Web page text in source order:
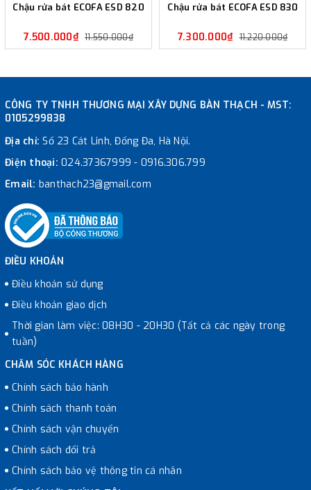
Chậu rửa bát ECOFA ESD 820
7.500.000₫ 11.550.000₫
Chậu rửa bát ECOFA ESD 830
7.300.000₫ 11.220.000₫
CÔNG TY TNHH THƯƠNG MẠI XÂY DỰNG BÀN THẠCH - MST:
0105299838
Địa chỉ:Số 23 Cát Linh, Đống Đa, Hà Nội.
Điện thoại: 024.37367999 - 0916.306.799
Email: banthach23@gmail.com
ĐIỀU KHOẢN
Điều khoản sử dụng
Điều khoản giao dịch
Thời gian làm việc: 08H30 - 20H30 (Tất cả các ngày trong
tuần)
CHĂM SÓC KHÁCH HÀNG
Chính sách bảo hành
Chính sách thanh toán
Chính sách vận chuyển
Chính sách đổi trả
Chính sách bảo vệ thông tin cá nhân